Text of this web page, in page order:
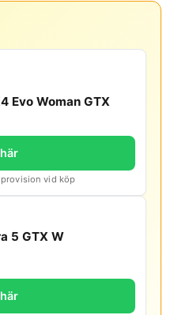
Evo Woman GTX
provision vid köp
5 GTX W